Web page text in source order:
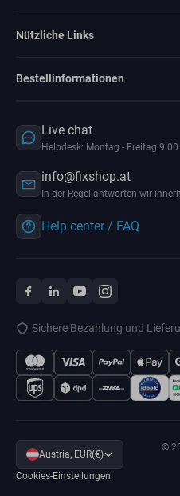
Nützliche Links
Bestellinformationen
Live chat
Helpdesk: Montag - Freitag 9:00
info@fixshop.at
In der Regel antworten wir
Help center / FAQ
Sichere Bezahlung und
Austria, EUR(€)
Cookies-Einstellungen
©